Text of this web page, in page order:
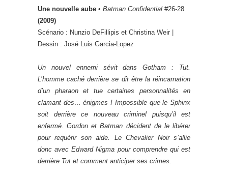
Une nouvelle aube • Batman Confidential #26-28
(2009)
Scénario : Nunzio DeFillipis et Christina Weir |
Dessin : José Luis Garcia-Lopez
Un nouvel ennemi sévit dans Gotham : Tut.
L’homme caché derrière se dit être la réincarnation
d’un pharaon et tue certaines personnalités en
clamant des… énigmes ! Impossible que le Sphinx
soit derrière ce nouveau criminel puisqu’il est
enfermé. Gordon et Batman décident de le libérer
pour requérir son aide. Le Chevalier Noir s’allie
donc avec Edward Nigma pour comprendre qui est
derrière Tut et comment anticiper ses crimes.